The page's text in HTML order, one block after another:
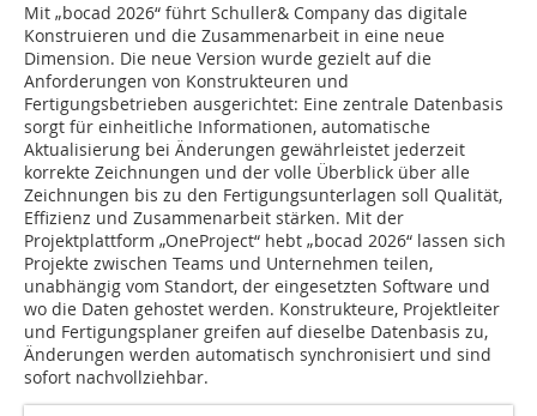
Mit „bocad 2026“ führt Schuller& Company das digitale
Konstruieren und die Zusammenarbeit in eine neue
Dimension. Die neue Version wurde gezielt auf die
Anforderungen von Konstrukteuren und
Fertigungsbetrieben ausgerichtet: Eine zentrale Datenbasis
sorgt für einheitliche Informationen, automatische
Aktualisierung bei Änderungen gewährleistet jederzeit
korrekte Zeichnungen und der volle Überblick über alle
Zeichnungen bis zu den Fertigungsunterlagen soll Qualität,
Effizienz und Zusammenarbeit stärken. Mit der
Projektplattform „OneProject“ hebt „bocad 2026“ lassen sich
Projekte zwischen Teams und Unternehmen teilen,
unabhängig vom Standort, der eingesetzten Software und
wo die Daten gehostet werden. Konstrukteure, Projektleiter
und Fertigungsplaner greifen auf dieselbe Datenbasis zu,
Änderungen werden automatisch synchronisiert und sind
sofort nachvollziehbar.